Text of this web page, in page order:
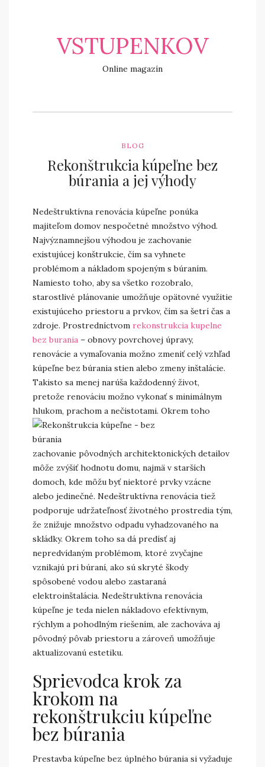
VSTUPENKOV
Online magazín
BLOG
Rekonštrukcia kúpeľne bez
búrania a jej výhody
Nedeštruktívna renovácia kúpeľne ponúka
majiteľom domov nespočetné množstvo výhod.
Najvýznamnejšou výhodou je zachovanie
existujúcej konštrukcie, čím sa vyhnete
problémom a nákladom spojeným s búraním.
Namiesto toho, aby sa všetko rozobralo,
starostlivé plánovanie umožňuje opätovné využitie
existujúceho priestoru a prvkov, čím sa šetrí čas a
zdroje. Prostredníctvom rekonstrukcia kupelne
bez burania – obnovy povrchovej úpravy,
renovácie a vymaľovania možno zmeniť celý vzhľad
kúpeľne bez búrania stien alebo zmeny inštalácie.
Takisto sa menej narúša každodenný život,
pretože renováciu možno vykonať s minimálnym
hlukom, prachom a nečistotami. Okrem toho
zachovanie pôvodných architektonických detailov
môže zvýšiť hodnotu domu, najmä v starších
domoch, kde môžu byť niektoré prvky vzácne
alebo jedinečné. Nedeštruktívna renovácia tiež
podporuje udržateľnosť životného prostredia tým,
že znižuje množstvo odpadu vyhadzovaného na
skládky. Okrem toho sa dá predísť aj
nepredvídaným problémom, ktoré zvyčajne
vznikajú pri búraní, ako sú skryté škody
spôsobené vodou alebo zastaraná
elektroinštalácia. Nedeštruktívna renovácia
kúpeľne je teda nielen nákladovo efektívnym,
rýchlym a pohodlným riešením, ale zachováva aj
pôvodný pôvab priestoru a zároveň umožňuje
aktualizovanú estetiku.
Sprievodca krok za
krokom na
rekonštrukciu kúpeľne
bez búrania
Prestavba kúpeľne bez úplného búrania si vyžaduje